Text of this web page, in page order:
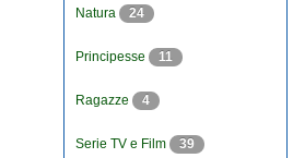
Natura 24
Principesse 11
Ragazze 4
Serie TV e Film 39